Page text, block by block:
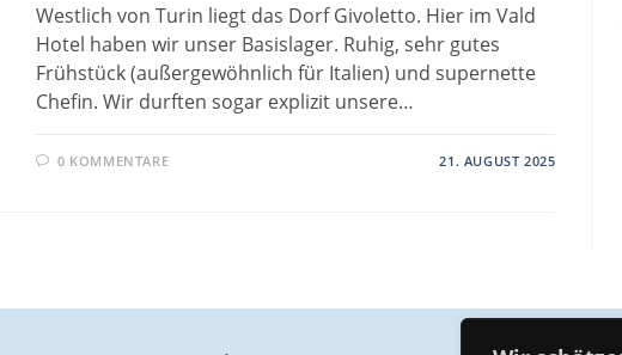
Westlich von Turin liegt das Dorf Givoletto. Hier im Vald
Hotel haben wir unser Basislager. Ruhig, sehr gutes
Frühstück (außergewöhnlich für Italien) und supernette
Chefin. Wir durften sogar explizit unsere…
0 KOMMENTARE 21. AUGUST 2025